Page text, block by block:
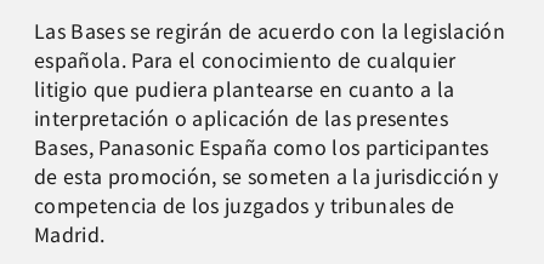
Las Bases se regirán de acuerdo con la legislación
española. Para el conocimiento de cualquier
litigio que pudiera plantearse en cuanto a la
interpretación o aplicación de las presentes
Bases, Panasonic España como los participantes
de esta promoción, se someten a la jurisdicción y
competencia de los juzgados y tribunales de
Madrid.